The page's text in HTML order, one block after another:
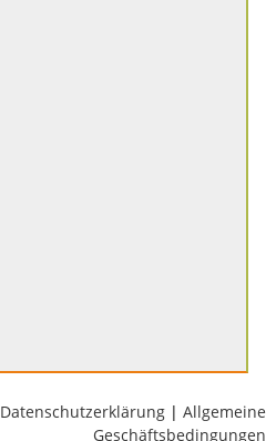
Datenschutzerklärung | Allgemeine
Geschäftsbedingungen